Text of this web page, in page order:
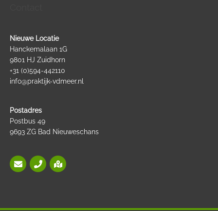
Nieuwe Locatie
Hanckemalaan 1G
9801 HJ Zuidhorn
+31 (0)594-442110
info@praktijk-vdmeer.nl
Postadres
Postbus 49
9693 ZG Bad Nieuweschans